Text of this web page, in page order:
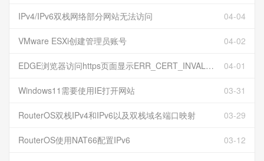
04-04
IPv4/IPv6双栈网络部分网站无法访问
04-02
VMware ESXi创建管理员账号
04-01
EDGE浏览器访问https页面显示ERR_CERT_INVALID且无法跳过继续访问
03-31
Windows11需要使用IE打开网站
03-29
RouterOS双栈IPv4和IPv6以及双栈域名端口映射
03-12
RouterOS使用NAT66配置IPv6